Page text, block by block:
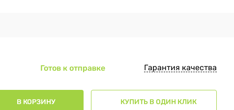
Готов к отправке Гарантия качества
В КОРЗИНУ КУПИТЬ В ОДИН КЛИК